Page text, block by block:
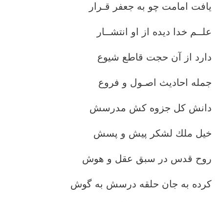
یافت امامت چو به جعفر قـرار
علــم خدا دیده از او انتشــار
دارد از آن حجت قاطع شیوع
جمله احادیث اصـول و فروع
دانش کل جزوه کش مدرسش
خيل ملك لشكر پیش و پسش
روح قدس در سبق عقل و هوش
کرده به جان حلقه درسش به گوش